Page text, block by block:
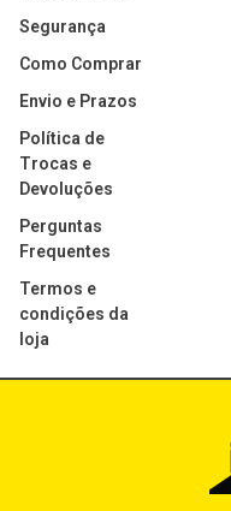
Segurança
Como Comprar
Envio e Prazos
Política de
Trocas e
Devoluções
Perguntas
Frequentes
Termos e
condições da
loja